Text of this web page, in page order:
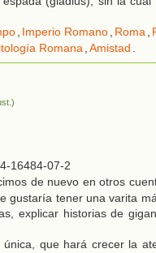
, Imperio Romano, Roma,
Romana,Amistad .
16484-07-2
de nuevo en otros
gustaría tener una varita
explicar historias de
que hará crecer la